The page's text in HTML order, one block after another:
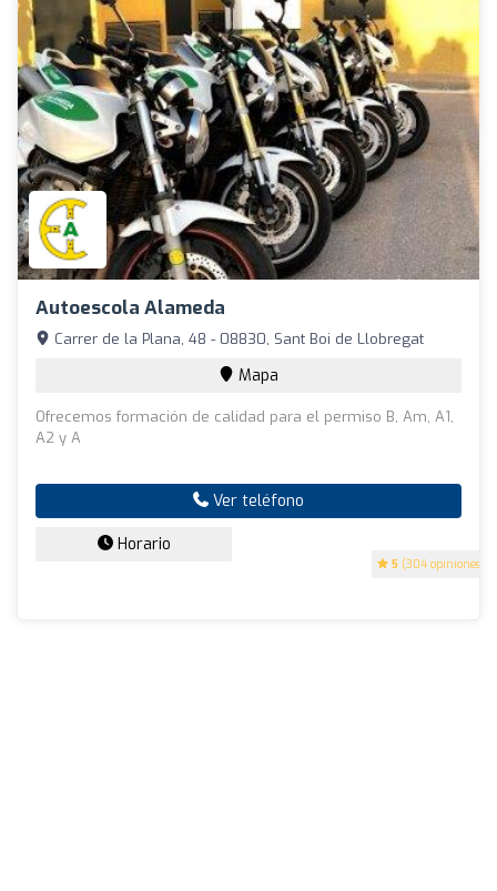
Autoescola Alameda
5 (304 opiniones)
Carrer de la Plana, 48 - 08830, Sant Boi de Llobregat
Mapa
Ofrecemos formación de calidad para el permiso B, Am, A1,
A2 y A
Ver teléfono
Horario